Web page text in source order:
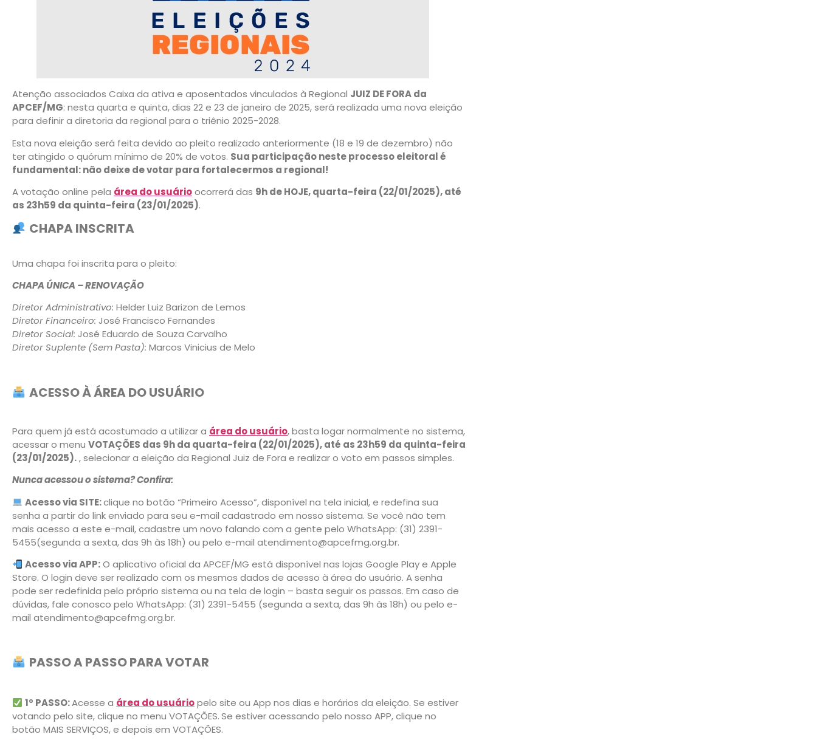
Atenção associados Caixa da ativa e aposentados vinculados à Regional JUIZ DE FORA da
APCEF/MG: nesta quarta e quinta, dias 22 e 23 de janeiro de 2025, será realizada uma nova eleição
para definir a diretoria da regional para o triênio 2025-2028.
Esta nova eleição será feita devido ao pleito realizado anteriormente (18 e 19 de dezembro) não
ter atingido o quórum mínimo de 20% de votos. Sua participação neste processo eleitoral é
fundamental: não deixe de votar para fortalecermos a regional!
A votação online pela área do usuárioocorrerá das 9h de HOJE, quarta-feira (22/01/2025), até
as 23h59 da quinta-feira (23/01/2025).
CHAPA INSCRITA
Uma chapa foi inscrita para o pleito:
CHAPA ÚNICA – RENOVAÇÃO
Diretor Administrativo: Helder Luiz Barizon de Lemos
Diretor Financeiro: José Francisco Fernandes
Diretor Social: José Eduardo de Souza Carvalho
Diretor Suplente (Sem Pasta): Marcos Vinicius de Melo
ACESSO À ÁREA DO USUÁRIO
Para quem já está acostumado a utilizar a área do usuário, basta logar normalmente no sistema,
acessar o menu VOTAÇÕES das 9h da quarta-feira (22/01/2025), até as 23h59 da quinta-feira
(23/01/2025)., selecionar a eleição da Regional Juiz de Fora e realizar o voto em passos simples.
Nunca acessou o sistema? Confira:
Acesso via SITE:clique no botão “Primeiro Acesso”, disponível na tela inicial, e redefina sua
senha a partir do link enviado para seu e-mail cadastrado em nosso sistema. Se você não tem
mais acesso a este e-mail, cadastre um novo falando com a gente pelo WhatsApp: (31) 2391-
5455(segunda a sexta, das 9h às 18h) ou pelo e-mail atendimento@apcefmg.org.br.
Acesso via APP:O aplicativo oficial da APCEF/MG está disponível nas lojas Google Play e Apple
Store. O login deve ser realizado com os mesmos dados de acesso à área do usuário. A senha
pode ser redefinida pelo próprio sistema ou na tela de login – basta seguir os passos. Em caso de
dúvidas, fale conosco pelo WhatsApp: (31) 2391-5455 (segunda a sexta, das 9h às 18h) ou pelo e-
mail atendimento@apcefmg.org.br.
PASSO A PASSO PARA VOTAR
1º PASSO:Acesse a área do usuáriopelo site ou App nos dias e horários da eleição. Se estiver
votando pelo site, clique no menu VOTAÇÕES.Se estiver acessando pelo nosso APP, clique no
botão MAIS SERVIÇOS, e depois em VOTAÇÕES.